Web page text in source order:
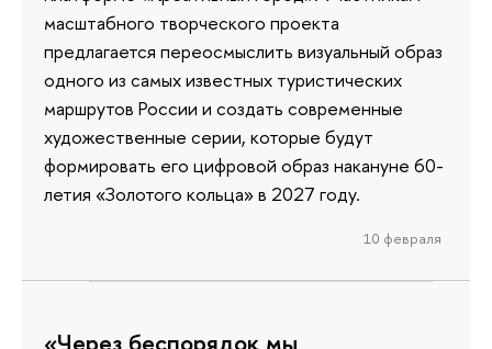
масштабного творческого проекта
предлагается переосмыслить визуальный образ
одного из самых известных туристических
маршрутов России и создать современные
художественные серии, которые будут
формировать его цифровой образ накануне 60-
летия «Золотого кольца» в 2027 году.
10 февраля